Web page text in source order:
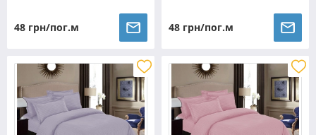
48 грн/пог.м 48 грн/пог.м